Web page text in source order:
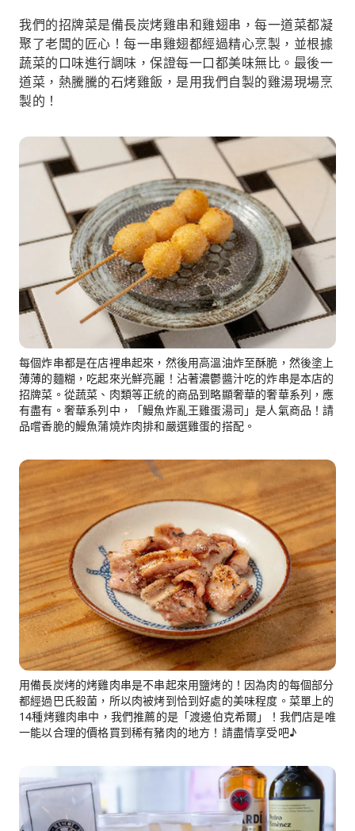
我們的招牌菜是備長炭烤雞串和雞翅串，每一道菜都凝
聚了老闆的匠心！每一串雞翅都經過精心烹製，並根據
蔬菜的口味進行調味，保證每一口都美味無比。最後一
道菜，熱騰騰的石烤雞飯，是用我們自製的雞湯現場烹
製的！
每個炸串都是在店裡串起來，然後用高溫油炸至酥脆，然後塗上
薄薄的麵糊，吃起來光鮮亮麗！沾著濃鬱醬汁吃的炸串是本店的
招牌菜。從蔬菜、肉類等正統的商品到略顯奢華的奢華系列，應
有盡有。奢華系列中，「鰻魚炸亂王雞蛋湯司」是人氣商品！請
品嚐香脆的鰻魚蒲燒炸肉排和嚴選雞蛋的搭配。
用備長炭烤的烤雞肉串是不串起來用鹽烤的！因為肉的每個部分
都經過巴氏殺菌，所以肉被烤到恰到好處的美味程度。菜單上的
14種烤雞肉串中，我們推薦的是「渡邊伯克希爾」！我們店是唯
一能以合理的價格買到稀有豬肉的地方！請盡情享受吧♪